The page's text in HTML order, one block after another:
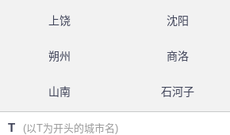
上饶 沈阳
朔州 商洛
山南 石河子
T (以T为开头的城市名)